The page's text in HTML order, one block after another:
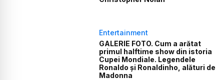
Entertainment
GALERIE FOTO. Cum a arătat
primul halftime show din istoria
Cupei Mondiale. Legendele
Ronaldo și Ronaldinho, alături de
Madonna